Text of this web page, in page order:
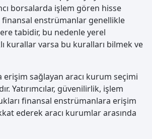
borsalarda işlem gören hisse
enstrümanlar genellikle
tabidir, bu nedenle yerel
kurallar varsa bu kuralları bilmek ve
erişim sağlayan aracı kurum seçimi
Yatırımcılar, güvenilirlik, işlem
finansal enstrümanlara erişim
ederek aracı kurumlar arasında